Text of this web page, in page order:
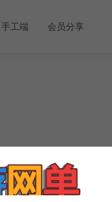
手工端 会员分享